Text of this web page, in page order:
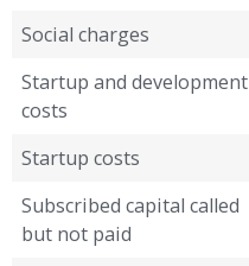
Social charges
Startup and development
costs
Startup costs
Subscribed capital called
but not paid